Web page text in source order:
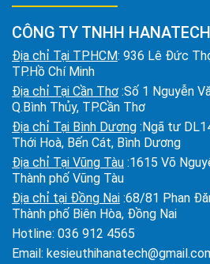
CÔNG TY TNHH
Địa chỉ Tại TPHCM: 936 Lê Đức
TP.Hồ Chí Minh
Địa chỉ Tại Cần Thơ :Số 1 Nguyễn
Q.Bình Thủy, TP.Cần Thơ
Địa chỉ Tại Bình Dương :Ngã tư
Thới Hoà, Bến Cát, Bình Dương
Địa chỉ Tại Vũng Tàu :1615 Võ
Thành phố Vũng Tàu
Địa chỉ tại Đồng Nai :68/81 Phan
Thành phố Biên Hòa, Đồng Nai
Hotline: 036 912 4565
Email: